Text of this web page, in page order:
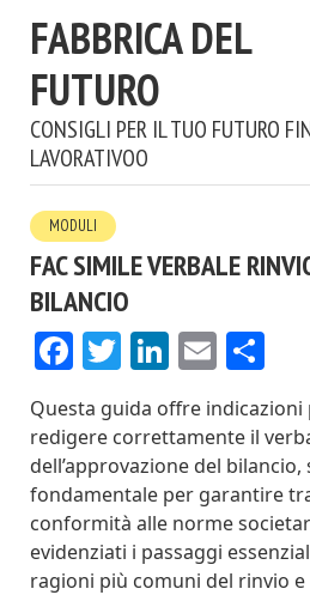
FABBRICA DEL
FUTURO
CONSIGLI PER IL TUO FUTURO
LAVORATIVOO
MODULI
FAC SIMILE VERBALE
BILANCIO​​
Facebook
Twitter
LinkedIn
Email
Questa guida offre
redigere correttamente il
dell’approvazione del
fondamentale per garantire
conformità alle norme
evidenziati i passaggi
ragioni più comuni del rinvio